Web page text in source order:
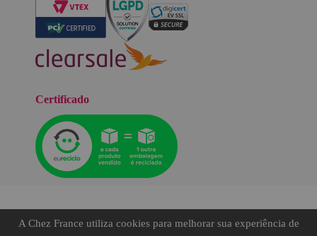
A Chez France utiliza cookies para melhorar sua experiência de
Certificado
©TODOS OS DIREITOS RESERVADOS.